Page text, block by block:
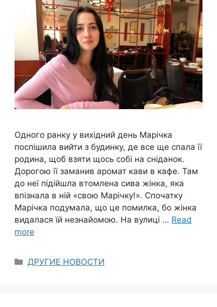
Одного ранку у вихідний день Марічка
поспішила вийти з будинку, де все ще спала її
родина, щоб взяти щось собі на сніданок.
Дорогою її заманив аромат кави в кафе. Там
до неї підійшла втомлена сива жінка, яка
впізнала в ній «свою Марічку!». Спочатку
Марічка подумала, що це помилка, бо жінка
видалася їй незнайомою. На вулиці … Read
more
Categories
ДРУГИЕ НОВОСТИ